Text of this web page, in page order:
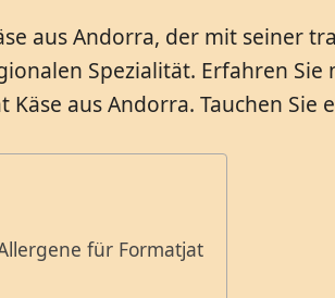
aus Andorra, der mit seiner
Spezialität. Erfahren
aus Andorra. Tauchen
für Formatjat